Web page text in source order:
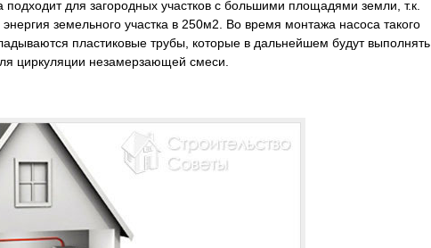
подходит для загородных участков с большими площадями земли, т.к.
земельного участка в 250м2. Во время монтажа насоса такого
пластиковые трубы, которые в дальнейшем будут выполнять
циркуляции незамерзающей смеси.